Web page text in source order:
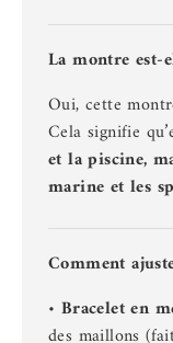
La montre est-
Oui, cette
Cela signifie
et la piscine,
marine et les
Comment
• Bracelet en
des maillons